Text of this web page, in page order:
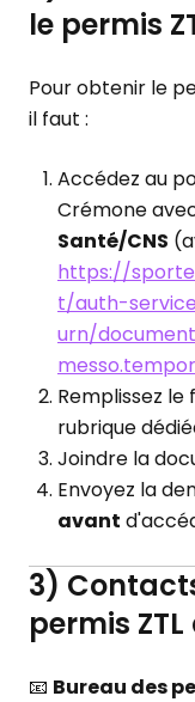
le permis
Pour obtenir le
il faut :
Accédez au
Crémone
Santé/CNS
https://
t/auth-
urn/
Remplissez
rubrique
Joindre la
Envoyez la
avant
3)
permis
📧 Bureau des